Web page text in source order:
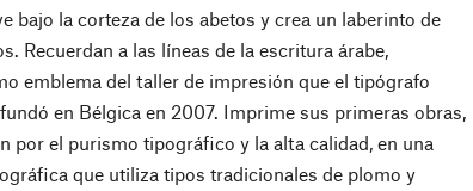
bajo la corteza de los abetos y crea un laberinto de
Recuerdan a las líneas de la escritura árabe,
emblema del taller de impresión que el tipógrafo
en Bélgica en 2007. Imprime sus primeras obras,
por el purismo tipográfico y la alta calidad, en una
que utiliza tipos tradicionales de plomo y